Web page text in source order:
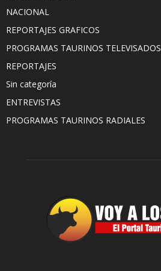
NACIONAL
REPORTAJES GRAFICOS
PROGRAMAS TAURINOS TELEVISADOS
REPORTAJES
Sin categoría
ENTREVISTAS
PROGRAMAS TAURINOS RADIALES